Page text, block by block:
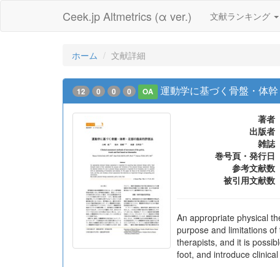
Ceek.jp Altmetrics (α ver.) 文献ランキング
ホーム 文献詳細
12 0 0 0 OA 運動学に基づく骨盤・体
著者
出版者
雑誌
巻号頁・発行日
参考文献数
被引用文献数
An appropriate physical
purpose and limitations
therapists, and it is
foot, and introduce